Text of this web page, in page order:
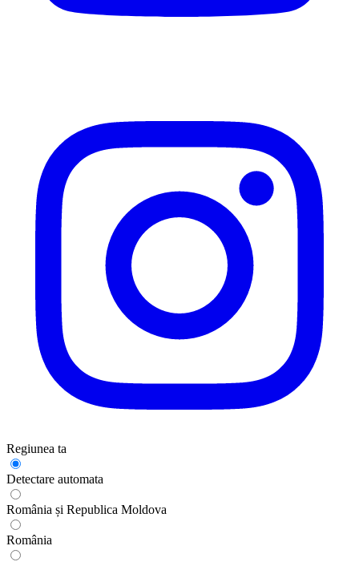
Regiunea ta
Detectare automata
România și Republica Moldova
România